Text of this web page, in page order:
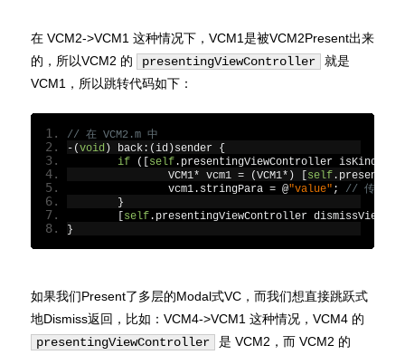
在 VCM2->VCM1 这种情况下，VCM1是被VCM2Present出来
的，所以VCM2 的
presentingViewController
就是
VCM1，所以跳转代码如下：
// 在 VCM2.m 中
-(void ) back:(id )sender {
if
([self. presentingViewController
		VCM1
* vcm1 = (VCM1*) [self.
		vcm1
. stringPara = @"value" ;
// 传参
}
[self. presentingViewController
}
如果我们Present了多层的Modal式VC，而我们想直接跳跃式
地Dismiss返回，比如：VCM4->VCM1 这种情况，VCM4 的
presentingViewController
是 VCM2，而 VCM2 的